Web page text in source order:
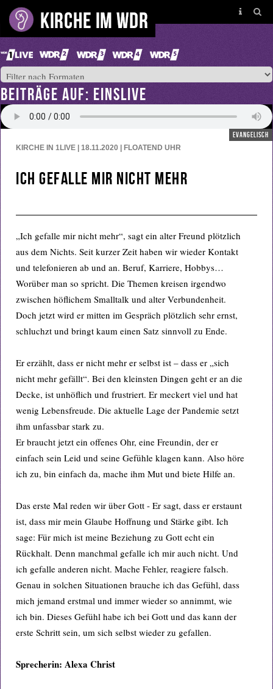
BEITRÄGE AUF: EINSLIVE
evangelisch
KIRCHE IN 1LIVE | 18.11.2020 | FLOATEND UHR
Ich gefalle mir nicht mehr
„Ich gefalle mir nicht mehr“, sagt ein alter Freund plötzlich
aus dem Nichts. Seit kurzer Zeit haben wir wieder Kontakt
und telefonieren ab und an. Beruf, Karriere, Hobbys…
Worüber man so spricht. Die Themen kreisen irgendwo
zwischen höflichem Smalltalk und alter Verbundenheit.
Doch jetzt wird er mitten im Gespräch plötzlich sehr ernst,
schluchzt und bringt kaum einen Satz sinnvoll zu Ende.
Er erzählt, dass er nicht mehr er selbst ist – dass er „sich
nicht mehr gefällt“. Bei den kleinsten Dingen geht er an die
Decke, ist unhöflich und frustriert. Er meckert viel und hat
wenig Lebensfreude. Die aktuelle Lage der Pandemie setzt
ihm unfassbar stark zu.
Er braucht jetzt ein offenes Ohr, eine Freundin, der er
einfach sein Leid und seine Gefühle klagen kann. Also höre
ich zu, bin einfach da, mache ihm Mut und biete Hilfe an.
Das erste Mal reden wir über Gott - Er sagt, dass er erstaunt
ist, dass mir mein Glaube Hoffnung und Stärke gibt. Ich
sage: Für mich ist meine Beziehung zu Gott echt ein
Rückhalt. Denn manchmal gefalle ich mir auch nicht. Und
ich gefalle anderen nicht. Mache Fehler, reagiere falsch.
Genau in solchen Situationen brauche ich das Gefühl, dass
mich jemand erstmal und immer wieder so annimmt, wie
ich bin. Dieses Gefühl habe ich bei Gott und das kann der
erste Schritt sein, um sich selbst wieder zu gefallen.
Sprecherin: Alexa Christ